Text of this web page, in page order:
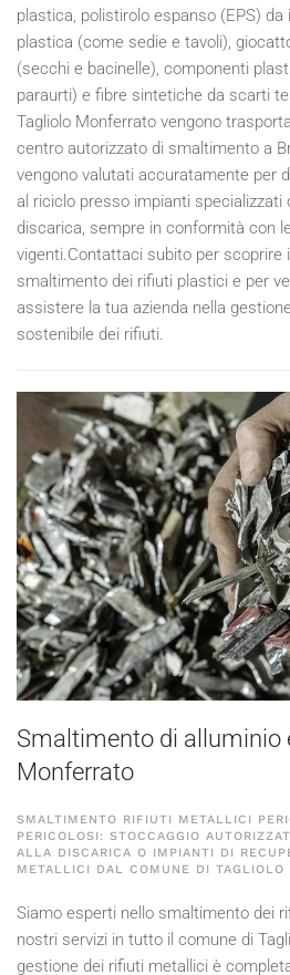
plastica, polistirolo espanso (EPS) da
plastica (come sedie e tavoli),
(secchi e bacinelle), componenti
paraurti) e fibre sintetiche da scarti
Tagliolo Monferrato vengono
centro autorizzato di smaltimento a
vengono valutati accuratamente per
al riciclo presso impianti specializzati
discarica, sempre in conformità con
vigenti.Contattaci subito per scoprire
smaltimento dei rifiuti plastici e per
assistere la tua azienda nella
sostenibile dei rifiuti.
Smaltimento di alluminio
Monferrato
SMALTIMENTO RIFIUTI METALLICI
PERICOLOSI: STOCCAGGIO
ALLA DISCARICA O IMPIANTI DI
METALLICI DAL COMUNE DI TAGLIOLO
Siamo esperti nello smaltimento dei
nostri servizi in tutto il comune di
gestione dei rifiuti metallici è